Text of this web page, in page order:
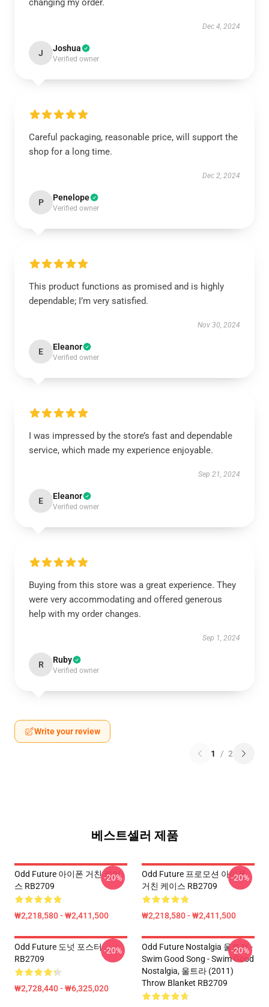
changing my order.
Dec 4, 2024
J Joshua
Verified owner
Careful packaging, reasonable price, will support the
shop for a long time.
Dec 2, 2024
P Penelope
Verified owner
This product functions as promised and is highly
dependable; I’m very satisfied.
Nov 30, 2024
E Eleanor
Verified owner
I was impressed by the store’s fast and dependable
service, which made my experience enjoyable.
Sep 21, 2024
E Eleanor
Verified owner
Buying from this store was a great experience. They
were very accommodating and offered generous
help with my order changes.
Sep 1, 2024
R Ruby
Verified owner
Write your review
1 / 2
베스트셀러 제품
Odd Future 아이폰 거친 케이
스 RB2709
₩2,218,580 - ₩2,411,500
-20%
Odd Future 프로모션 아이폰
거친 케이스 RB2709
₩2,218,580 - ₩2,411,500
-20%
Odd Future 도넛 포스터
RB2709
₩2,728,440 - ₩6,325,020
-20%
Odd Future Nostalgia 울트라 -
Swim Good Song - Swim Good
Nostalgia, 울트라 (2011)
Throw Blanket RB2709
-20%